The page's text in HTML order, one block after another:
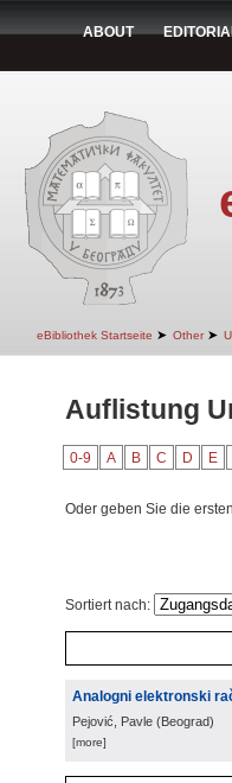
ABOUT
eBibliothek Startseite ➤ Other ➤
Auflistung
0-9 A B C D E
Oder geben Sie die
Sortiert nach:
Analogni elektronski
Pejović, Pavle (Beograd)
[more]